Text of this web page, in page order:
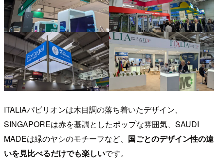
ITALIAパビリオンは木目調の落ち着いたデザイン、
SINGAPOREは赤を基調としたポップな雰囲気、SAUDI
MADEは緑のヤシのモチーフなど、 国ごとのデザイン性の違
いを見比べるだけでも楽しいです。